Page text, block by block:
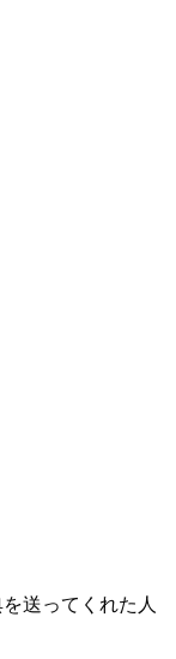
送ってくれた人